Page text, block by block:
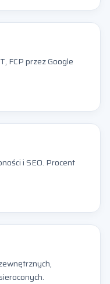
FCP przez Google
i SEO. Procent